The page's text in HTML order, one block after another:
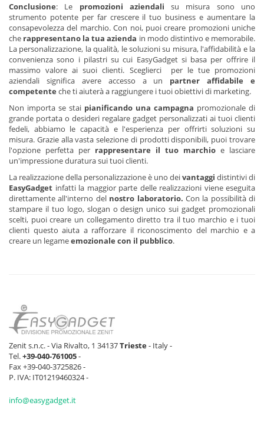
Conclusione: Le promozioni aziendali su misura sono uno
strumento potente per far crescere il tuo business e aumentare la
consapevolezza del marchio. Con noi, puoi creare promozioni uniche
che rappresentano la tua azienda in modo distintivo e memorabile.
La personalizzazione, la qualità, le soluzioni su misura, l'affidabilità e la
convenienza sono i pilastri su cui EasyGadget si basa per offrire il
massimo valore ai suoi clienti. Sceglierci per le tue promozioni
aziendali significa avere accesso a un partner affidabile e
competente che ti aiuterà a raggiungere i tuoi obiettivi di marketing.
Non importa se stai pianificando una campagna promozionale di
grande portata o desideri regalare gadget personalizzati ai tuoi clienti
fedeli, abbiamo le capacità e l'esperienza per offrirti soluzioni su
misura. Grazie alla vasta selezione di prodotti disponibili, puoi trovare
l'opzione perfetta per rappresentare il tuo marchio e lasciare
un'impressione duratura sui tuoi clienti.
La realizzazione della personalizzazione è uno deivantaggi distintivi di
EasyGadget infatti la maggior parte delle realizzazioni viene eseguita
direttamente all'interno del nostro laboratorio. Con la possibilità di
stampare il tuo logo, slogan o design unico sui gadget promozionali
scelti, puoi creare un collegamento diretto tra il tuo marchio e i tuoi
clienti questo aiuta a rafforzare il riconoscimento del marchio e a
creare un legameemozionale con il pubblico.
Zenit s.n.c. - Via Rivalto, 1 34137Trieste- Italy -
Tel.+39-040-761005-
Fax +39-040-3725826 -
P. IVA: IT01219460324 -
info@easygadget.it